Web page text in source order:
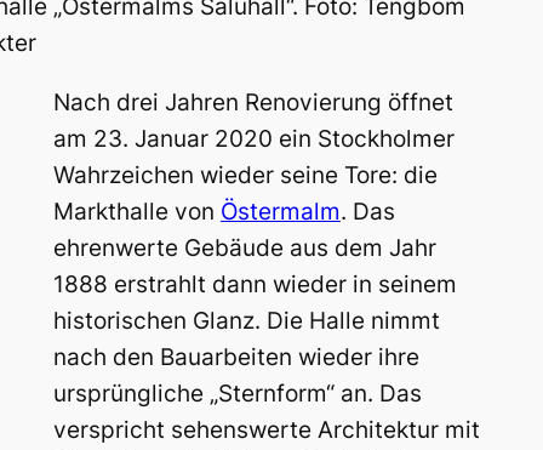
„Östermalms Saluhall“. Foto: Tengbom
Nach drei Jahren Renovierung öffnet
am 23. Januar 2020 ein Stockholmer
Wahrzeichen wieder seine Tore: die
Markthalle von Östermalm. Das
ehrenwerte Gebäude aus dem Jahr
1888 erstrahlt dann wieder in seinem
historischen Glanz. Die Halle nimmt
nach den Bauarbeiten wieder ihre
ursprüngliche „Sternform“ an. Das
verspricht sehenswerte Architektur mit